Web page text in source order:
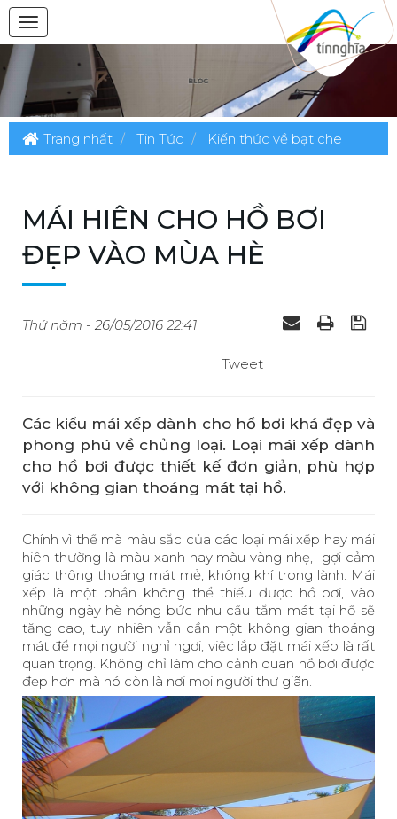
Trang nhất Tin Tức Kiến thức về bạt che
MÁI HIÊN CHO HỒ BƠI
ĐẸP VÀO MÙA HÈ
Thứ năm - 26/05/2016 22:41
Tweet
Các kiểu mái xếp dành cho hồ bơi khá đẹp và
phong phú về chủng loại. Loại mái xếp dành
cho hồ bơi được thiết kế đơn giản, phù hợp
với không gian thoáng mát tại hồ.
Chính vì thế mà màu sắc của các loại mái xếp hay mái
hiên thường là màu xanh hay màu vàng nhẹ, gợi cảm
giác thông thoáng mát mẻ, không khí trong lành. Mái
xếp là một phần không thể thiếu được hồ bơi, vào
những ngày hè nóng bức nhu cầu tắm mát tại hồ sẽ
tăng cao, tuy nhiên vẫn cần một không gian thoáng
mát để mọi người nghỉ ngơi, việc lắp đặt mái xếp là rất
quan trọng. Không chỉ làm cho cảnh quan hồ bơi được
đẹp hơn mà nó còn là nơi mọi người thư giãn.